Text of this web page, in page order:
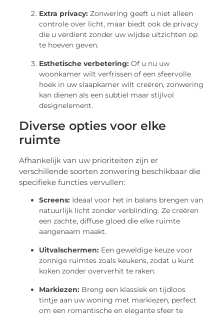
Extra privacy: Zonwering geeft u niet alleen
controle over licht, maar biedt ook de privacy
die u verdient zonder uw wijdse uitzichten op
te hoeven geven.
Esthetische verbetering: Of u nu uw
woonkamer wilt verfrissen of een sfeervolle
hoek in uw slaapkamer wilt creëren, zonwering
kan dienen als een subtiel maar stijlvol
designelement.
Diverse opties voor elke
ruimte
Afhankelijk van uw prioriteiten zijn er
verschillende soorten zonwering beschikbaar die
specifieke functies vervullen:
Screens: Ideaal voor het in balans brengen van
natuurlijk licht zonder verblinding. Ze creëren
een zachte, diffuse gloed die elke ruimte
aangenaam maakt.
Uitvalschermen: Een geweldige keuze voor
zonnige ruimtes zoals keukens, zodat u kunt
koken zonder oververhit te raken.
Markiezen: Breng een klassiek en tijdloos
tintje aan uw woning met markiezen, perfect
om een romantische en elegante sfeer te